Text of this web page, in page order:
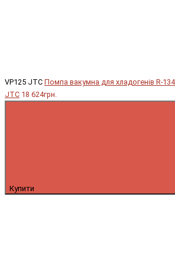
VP125 JTC Помпа вакумна для хладогенів R-
JTC 18 624грн.
Купити